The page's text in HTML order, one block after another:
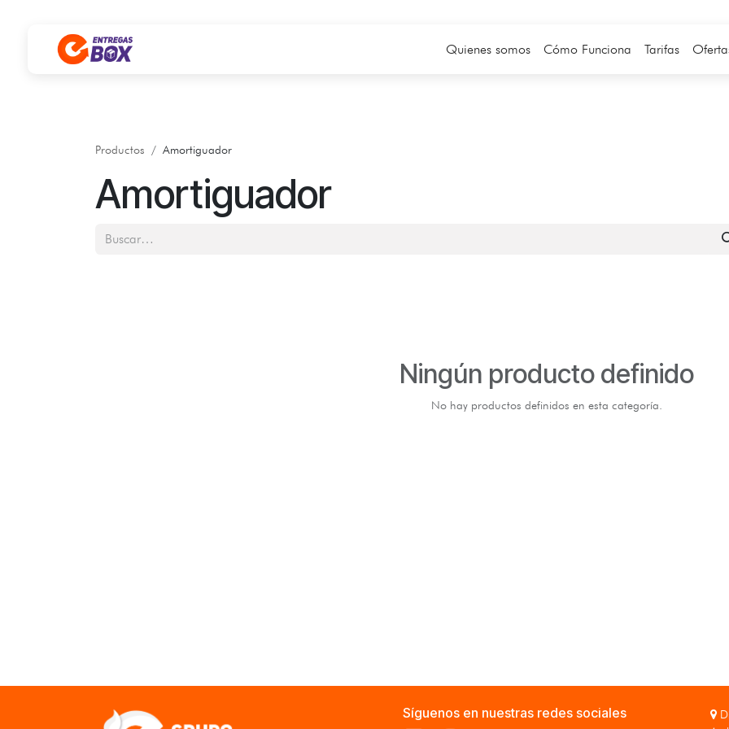
Quienes somos Cómo Funciona Tarifas
Productos Amortiguador
Amortiguador
Ningún producto definido
No hay productos definidos en esta categoría.
Síguenos en nuestras redes sociales